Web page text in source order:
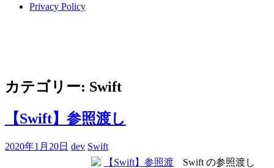
Privacy Policy
カテゴリー: Swift
【Swift】参照渡し
2020年1月20日 dev Swift
Swift の参照渡し